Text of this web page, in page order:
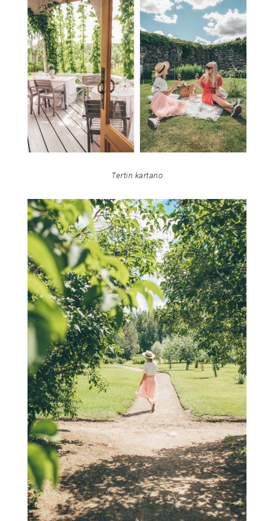
Tertin kartano